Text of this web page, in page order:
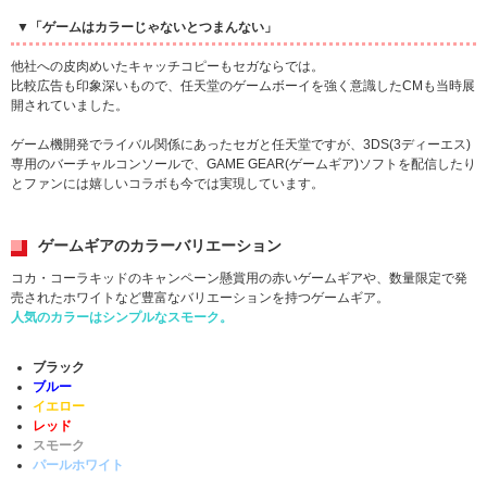
▼「ゲームはカラーじゃないとつまんない」
他社への皮肉めいたキャッチコピーもセガならでは。
比較広告も印象深いもので、任天堂のゲームボーイを強く意識したCMも当時展
開されていました。
ゲーム機開発でライバル関係にあったセガと任天堂ですが、3DS(3ディーエス)
専用のバーチャルコンソールで、GAME GEAR(ゲームギア)ソフトを配信したり
とファンには嬉しいコラボも今では実現しています。
ゲームギアのカラーバリエーション
コカ・コーラキッドのキャンペーン懸賞用の赤いゲームギアや、数量限定で発
売されたホワイトなど豊富なバリエーションを持つゲームギア。
人気のカラーはシンプルなスモーク。
ブラック
ブルー
イエロー
レッド
スモーク
パールホワイト